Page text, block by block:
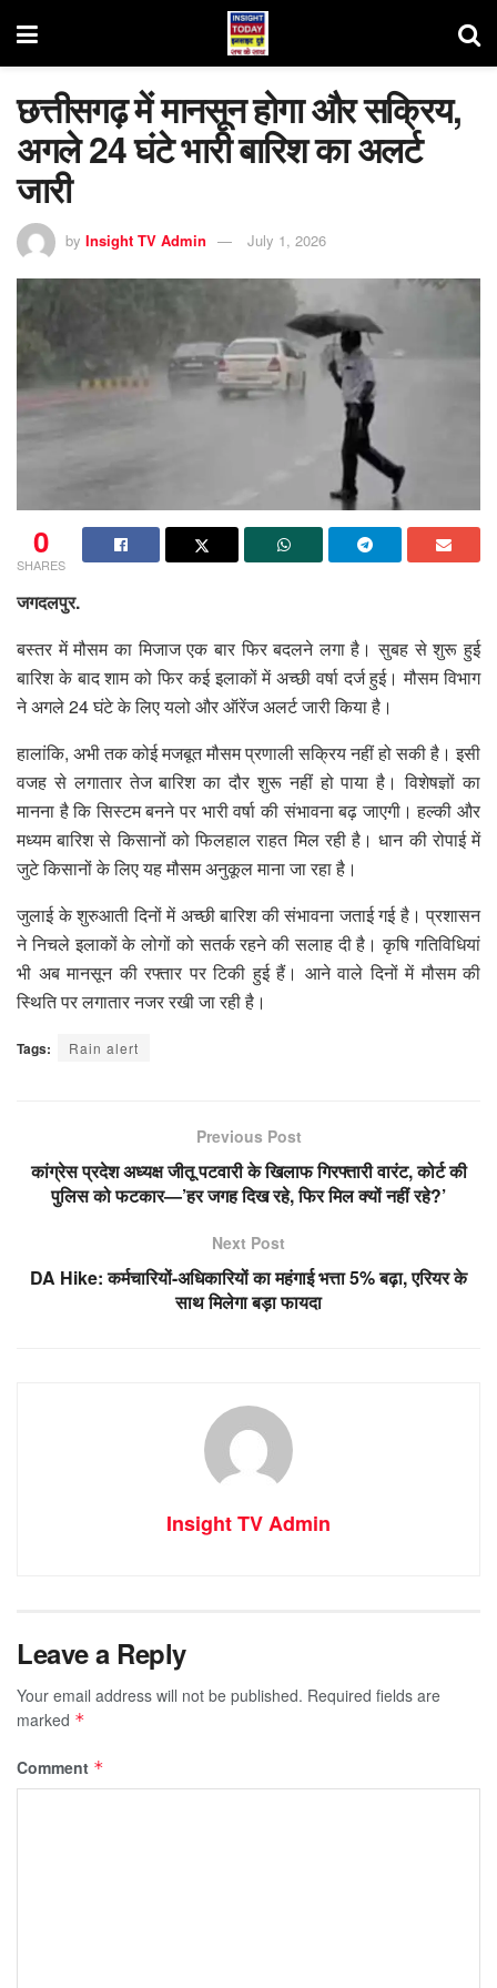
छत्तीसगढ़ में मानसून होगा और सक्रिय,
अगले 24 घंटे भारी बारिश का अलर्ट
जारी
by Insight TV Admin July 1, 2026
0
SHARES
जगदलपुर.
बस्तर में मौसम का मिजाज एक बार फिर बदलने लगा है। सुबह से शुरू हुई
बारिश के बाद शाम को फिर कई इलाकों में अच्छी वर्षा दर्ज हुई। मौसम विभाग
ने अगले 24 घंटे के लिए यलो और ऑरेंज अलर्ट जारी किया है।
हालांकि, अभी तक कोई मजबूत मौसम प्रणाली सक्रिय नहीं हो सकी है। इसी
वजह से लगातार तेज बारिश का दौर शुरू नहीं हो पाया है। विशेषज्ञों का
मानना है कि सिस्टम बनने पर भारी वर्षा की संभावना बढ़ जाएगी। हल्की और
मध्यम बारिश से किसानों को फिलहाल राहत मिल रही है। धान की रोपाई में
जुटे किसानों के लिए यह मौसम अनुकूल माना जा रहा है।
जुलाई के शुरुआती दिनों में अच्छी बारिश की संभावना जताई गई है। प्रशासन
ने निचले इलाकों के लोगों को सतर्क रहने की सलाह दी है। कृषि गतिविधियां
भी अब मानसून की रफ्तार पर टिकी हुई हैं। आने वाले दिनों में मौसम की
स्थिति पर लगातार नजर रखी जा रही है।
Tags: Rain alert
Previous Post
कांग्रेस प्रदेश अध्यक्ष जीतू पटवारी के खिलाफ गिरफ्तारी वारंट, कोर्ट की
पुलिस को फटकार—’हर जगह दिख रहे, फिर मिल क्यों नहीं रहे?’
Next Post
DA Hike: कर्मचारियों-अधिकारियों का महंगाई भत्ता 5% बढ़ा, एरियर के
साथ मिलेगा बड़ा फायदा
Insight TV Admin
Leave a Reply
Your email address will not be published. Required fields are
marked *
Comment *